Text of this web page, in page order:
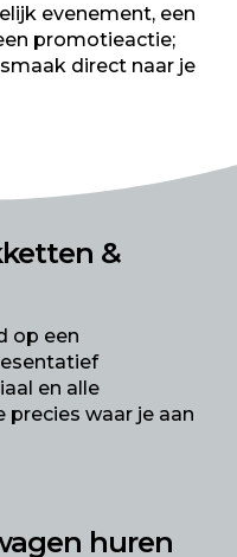
evenement, een
promotieactie;
direct naar je
&
op een
en alle
waar je aan
huren